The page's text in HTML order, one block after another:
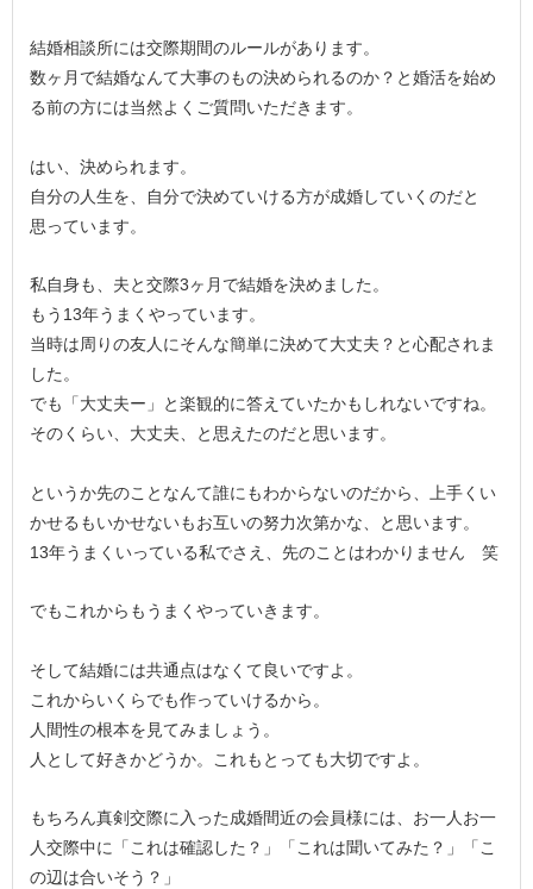
結婚相談所には交際期間のルールがあります。
数ヶ月で結婚なんて大事のもの決められるのか？と婚活を始め
る前の方には当然よくご質問いただきます。
はい、決められます。
自分の人生を、自分で決めていける方が成婚していくのだと
思っています。
私自身も、夫と交際3ヶ月で結婚を決めました。
もう13年うまくやっています。
当時は周りの友人にそんな簡単に決めて大丈夫？と心配されま
した。
でも「大丈夫ー」と楽観的に答えていたかもしれないですね。
そのくらい、大丈夫、と思えたのだと思います。
というか先のことなんて誰にもわからないのだから、上手くい
かせるもいかせないもお互いの努力次第かな、と思います。
13年うまくいっている私でさえ、先のことはわかりません 笑
でもこれからもうまくやっていきます。
そして結婚には共通点はなくて良いですよ。
これからいくらでも作っていけるから。
人間性の根本を見てみましょう。
人として好きかどうか。これもとっても大切ですよ。
もちろん真剣交際に入った成婚間近の会員様には、お一人お一
人交際中に「これは確認した？」「これは聞いてみた？」「こ
の辺は合いそう？」